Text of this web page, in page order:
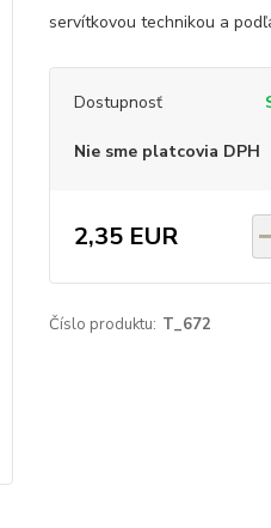
servítkovou technikou a
Dostupnosť
Nie sme platcovia DPH
2,35 EUR
Číslo produktu: T_672